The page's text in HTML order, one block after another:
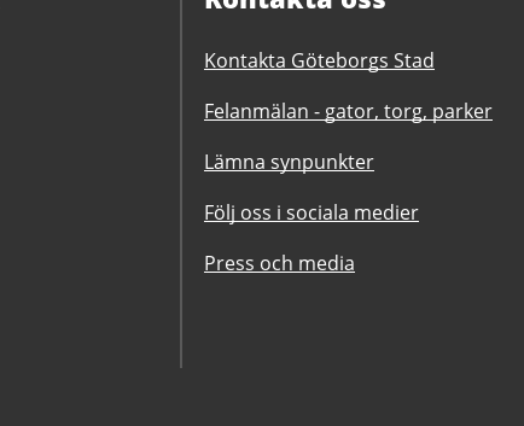
Kontakta Göteborgs Stad
Felanmälan - gator, torg, parker
Lämna synpunkter
Följ oss i sociala medier
Press och media